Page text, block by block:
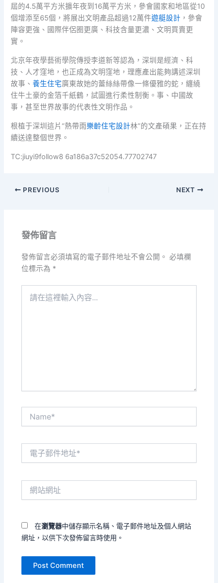
屆的4.5萬平方米擴年夜到16萬平方米，參會國家和地區從10
個增添至65個，將展出文明產品超過12萬件遊艇設計 ，參會
陣容更強、國際伴侶圈更廣、科技含量更濃、文明買賣更
實。
北京年夜學藝術學院傳授李道新等認為，深圳是經濟、科
技、人才窪地，也正成為文明窪地，理應產出能夠講述深圳
故事、養生住宅廣東故她的蕾絲絲帶像一條優雅的蛇，纏繞
住牛土豪的金箔千紙鶴，試圖進行柔性制衡。事、中國故
事，甚至世界故事的代表性文明作品。
根植于深圳這片“熱帶雨樂齡住宅設計林”的文產碩果，正在持
續送達整個世界。
TC:jiuyi9follow8 6a186a37c52054.77702747
PREVIOUS NEXT
發佈留言
發佈留言必須填寫的電子郵件地址不會公開。 必填欄
位標示為 *
在瀏覽器中儲存顯示名稱、電子郵件地址及個人網站
網址，以供下次發佈留言時使用。